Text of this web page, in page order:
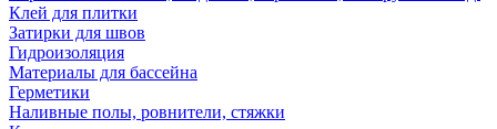
Клей для плитки
Затирки для швов
Гидроизоляция
Материалы для бассейна
Герметики
Наливные полы, ровнители, стяжки